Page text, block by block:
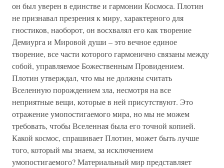
он был уверен в единстве и гармонии Космоса. Плотин
не признавал презрения к миру, характерного для
гностиков, наоборот, он восхвалял его как творение
Демиурга и Мировой души – это вечное единое
творение, все части которого гармонично связаны между
собой, управляемое Божественным Провидением.
Плотин утверждал, что мы не должны считать
Вселенную порождением зла, несмотря на все
неприятные вещи, которые в ней присутствуют. Это
отражение умопостигаемого мира, но мы не можем
требовать, чтобы Вселенная была его точной копией.
Какой космос, спрашивает Плотин, может быть лучше
того, который мы знаем, за исключением
умопостигаемого? Материальный мир представляет